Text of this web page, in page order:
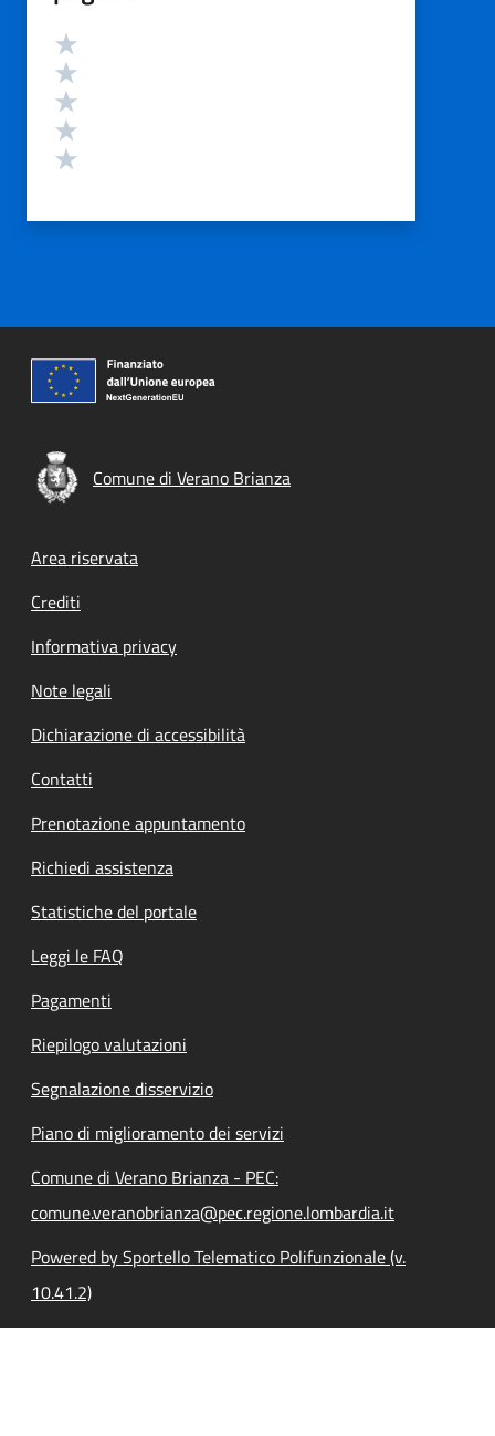
Valutazione
Comune di Verano Brianza
Footer menu
Area riservata
Crediti
Informativa privacy
Note legali
Dichiarazione di accessibilità
Contatti
Prenotazione appuntamento
Richiedi assistenza
Statistiche del portale
Leggi le FAQ
Pagamenti
Riepilogo valutazioni
Segnalazione disservizio
Piano di miglioramento dei servizi
Comune di Verano Brianza - PEC:
comune.veranobrianza@pec.regione.lombardia.it
Powered by Sportello Telematico Polifunzionale (v.
10.41.2)